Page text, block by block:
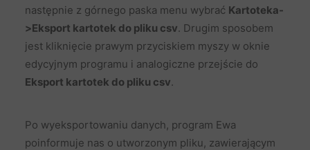
następnie z górnego paska menu wybrać Kartoteka-
>Eksport kartotek do pliku csv. Drugim sposobem
jest kliknięcie prawym przyciskiem myszy w oknie
edycyjnym programu i analogiczne przejście do
Eksport kartotek do pliku csv.
Po wyeksportowaniu danych, program Ewa
poinformuje nas o utworzonym pliku, zawierającym